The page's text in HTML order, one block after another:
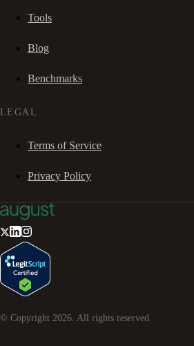
Tools
Blog
Benchmarks
LEGAL
Terms of Service
Privacy Policy
© Copyright 2026 . All rights reserved.